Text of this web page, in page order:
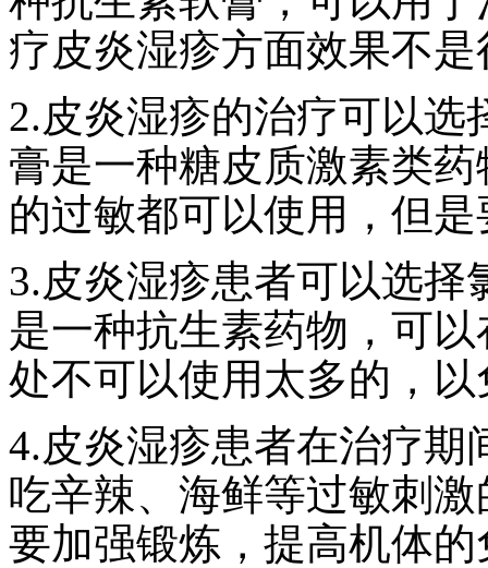
疗皮炎湿疹方面效果不
2.皮炎湿疹的治疗可以
膏是一种糖皮质激素类
的过敏都可以使用，但
3.皮炎湿疹患者可以选
是一种抗生素药物，可
处不可以使用太多的，
4.皮炎湿疹患者在治疗期
吃辛辣、海鲜等过敏刺
要加强锻炼，提高机体